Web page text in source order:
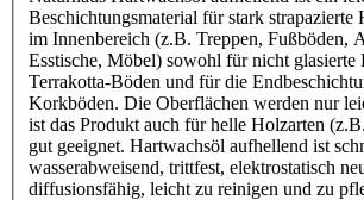
Beschichtungsmaterial für stark strapazierte
im Innenbereich (z.B. Treppen, Fußböden,
Esstische, Möbel) sowohl für nicht glasierte
Terrakotta-Böden und für die
Korkböden. Die Oberflächen werden nur
ist das Produkt auch für helle Holzarten
gut geeignet. Hartwachsöl aufhellend ist
wasserabweisend, trittfest, elektrostatisch
diffusionsfähig, leicht zu reinigen und zu